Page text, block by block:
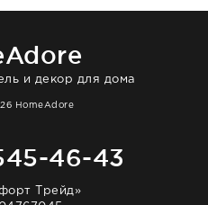
и декор для дома
HomeAdore
46-43
Трейд»